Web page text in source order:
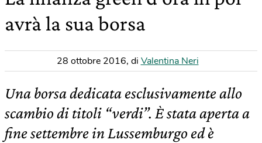
avrà la sua borsa
28 ottobre 2016, di Valentina Neri
Una borsa dedicata esclusivamente allo
scambio di titoli “verdi”. È stata aperta a
fine settembre in Lussemburgo ed è